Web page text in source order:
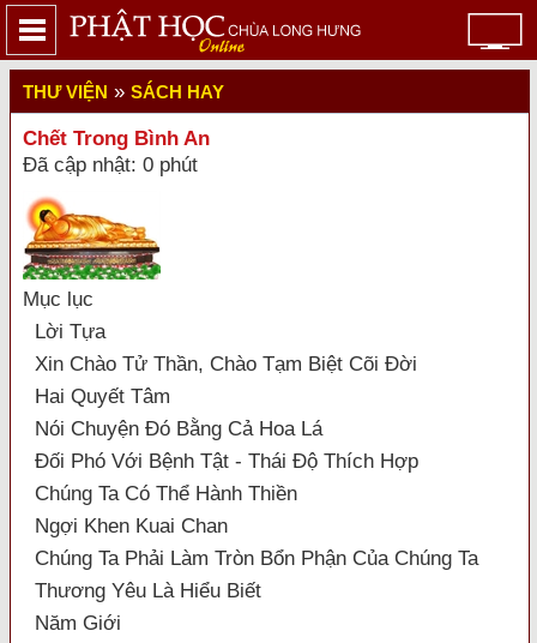
THƯ VIỆN » SÁCH HAY
Chết Trong Bình An
Đã cập nhật: 0 phút
Mục lục
Lời Tựa
Xin Chào Tử Thần, Chào Tạm Biệt Cõi Đời
Hai Quyết Tâm
Nói Chuyện Đó Bằng Cả Hoa Lá
Đối Phó Với Bệnh Tật - Thái Độ Thích Hợp
Chúng Ta Có Thể Hành Thiền
Ngợi Khen Kuai Chan
Chúng Ta Phải Làm Tròn Bổn Phận Của Chúng Ta
Thương Yêu Là Hiểu Biết
Năm Giới